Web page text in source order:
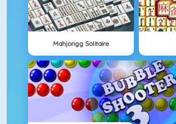
Mahjongg Solitaire